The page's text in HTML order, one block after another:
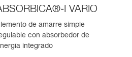
I VARIO
de amarre simple
con absorbedor de
integrado